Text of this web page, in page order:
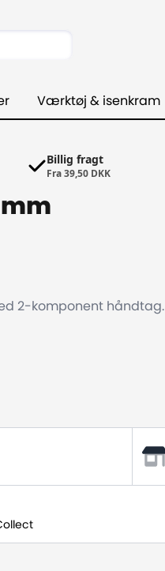
Værktøj & isenkram
Billig fragt
Fra 39,50 DKK
mm
2-komponent håndtag.